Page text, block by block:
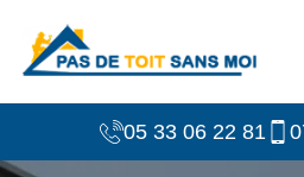
05 33 06 22 81